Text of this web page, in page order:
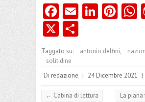
Fa
ce
b
o
o
k
E
l
Li
dI
n
Pi
es
t
A
p
p
X
o
n
di
vi
Taggato su: antonio delfini,
solitidine
Di redazione | 24 Dicembre 2021 |
← Cabina di lettura La piana